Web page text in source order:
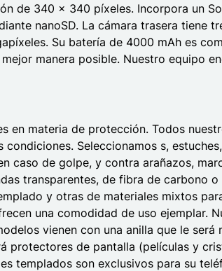
de 340 x 340 píxeles. Incorpora un
nanoSD. La cámara trasera tiene
Su batería de 4000 mAh es
manera posible. Nuestro equipo
en materia de protección. Todos
Seleccionamos s,
caso de golpe, y contra arañazos,
transparentes, de fibra de carbono
y otras de materiales mixtos
una comodidad de uso ejemplar.
vienen con una anilla que le será
protectores de pantalla (películas y
templados son exclusivos para su